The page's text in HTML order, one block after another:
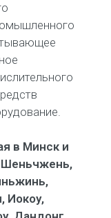
в Минск и
Шеньчжень,
Иокоу,